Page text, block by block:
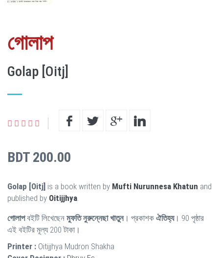
গোলাপ
Golap [Oitj]
BDT 200.00
Golap [Oitj] is a book written by Mufti Nurunnesa Khatun and
published by Oitijjhya.
গোলাপবইটি লিখেছেন মুফতি নুরুন্নেছা খাতুন। প্রকাশক ঐতিহ্য। 90 পৃষ্ঠার
এই বইটির মূল্য 200 টাকা।
Printer : Oitijjhya Mudron Shakha